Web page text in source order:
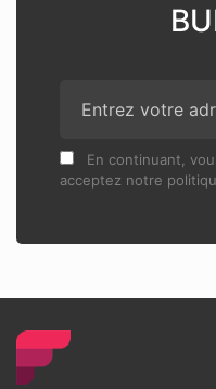
En continuant,
acceptez notre